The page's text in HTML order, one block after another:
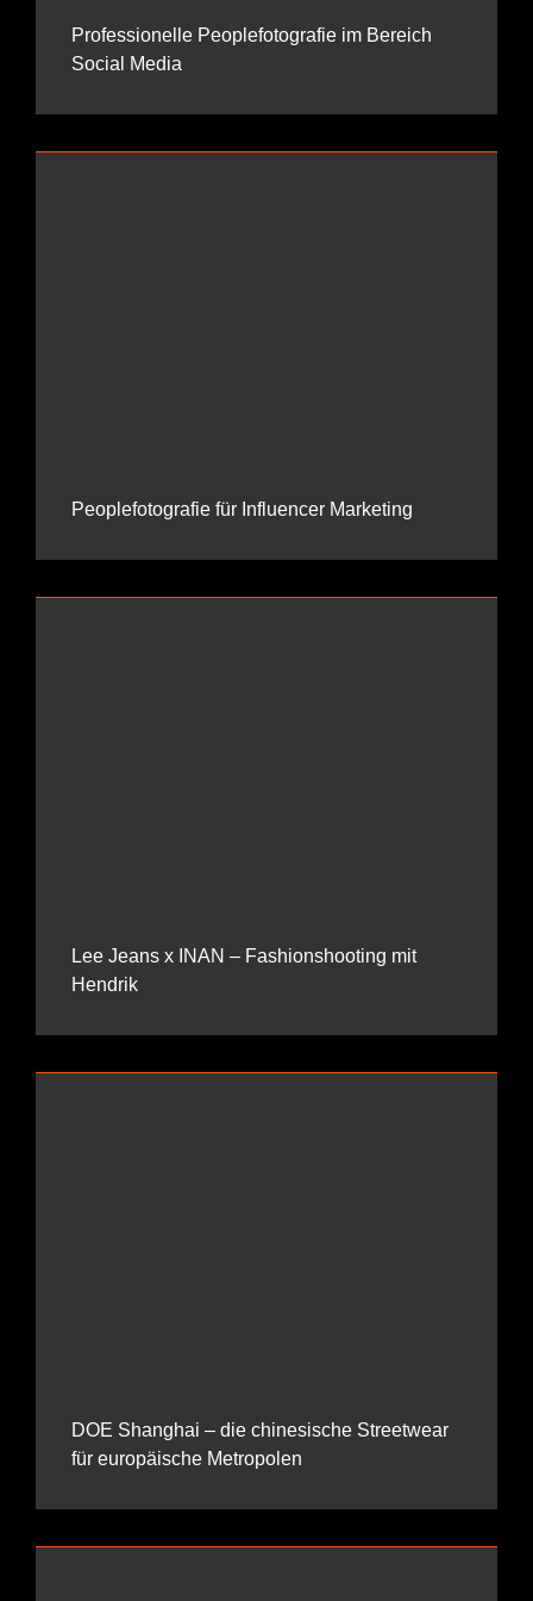
Professionelle Peoplefotografie im Bereich
Social Media
Peoplefotografie für Influencer Marketing
Lee Jeans x INAN – Fashionshooting mit
Hendrik
DOE Shanghai – die chinesische Streetwear
für europäische Metropolen